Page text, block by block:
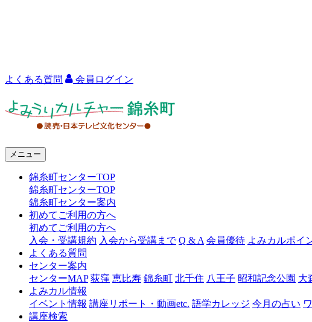
よくある質問 会員ログイン
ャ
錦
糸
メニュー
錦糸町センターTOP
錦糸町センターTOP
錦糸町センター案内
初めてご利用の方へ
初めてご利用の方へ
入会・受講規約 入会から受講まで Q & A 会員優待 よみカルポイ
よくある質問
センター案内
センターMAP 荻窪 恵比寿 錦糸町 北千住 八王子 昭和記念公園 大
よみカル情報
イベント情報 講座リポート・動画etc. 語学カレッジ 今月の占い
講座検索